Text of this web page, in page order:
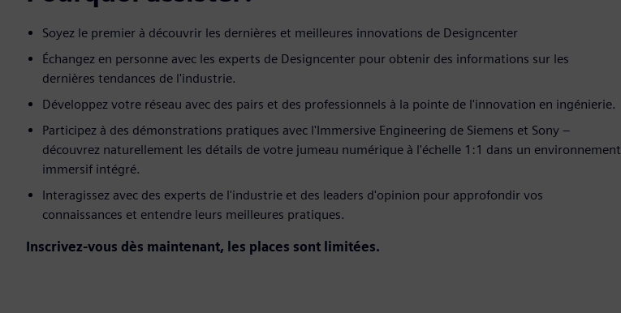
Soyez le premier à découvrir les dernières et meilleures innovations de Designcenter
Échangez en personne avec les experts de Designcenter pour obtenir des informations sur les
dernières tendances de l'industrie.
Développez votre réseau avec des pairs et des professionnels à la pointe de l'innovation en ingénierie.
Participez à des démonstrations pratiques avec l'Immersive Engineering de Siemens et Sony –
découvrez naturellement les détails de votre jumeau numérique à l'échelle 1:1 dans un environnement
immersif intégré.
Interagissez avec des experts de l'industrie et des leaders d'opinion pour approfondir vos
connaissances et entendre leurs meilleures pratiques.
Inscrivez-vous dès maintenant, les places sont limitées.